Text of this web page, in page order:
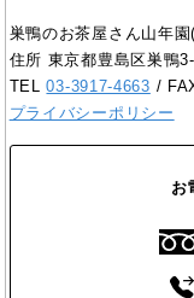
巣鴨のお茶屋さん山年
住所 東京都豊島区巣鴨
TEL03-3917-4663 /
プライバシーポリシー
お